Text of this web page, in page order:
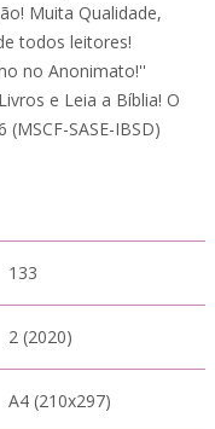
Muita Qualidade,
todos leitores!
no Anonimato!''
e Leia a Bíblia! O
SASE-IBSD)
133
2 (2020)
A4 (210x297)